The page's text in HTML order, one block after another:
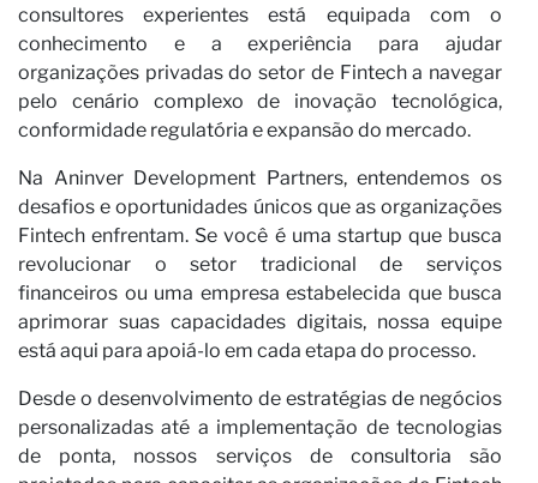
consultores experientes está equipada com o
conhecimento e a experiência para ajudar
organizações privadas do setor de Fintech a navegar
pelo cenário complexo de inovação tecnológica,
conformidade regulatória e expansão do mercado.
Na Aninver Development Partners, entendemos os
desafios e oportunidades únicos que as organizações
Fintech enfrentam. Se você é uma startup que busca
revolucionar o setor tradicional de serviços
financeiros ou uma empresa estabelecida que busca
aprimorar suas capacidades digitais, nossa equipe
está aqui para apoiá-lo em cada etapa do processo.
Desde o desenvolvimento de estratégias de negócios
personalizadas até a implementação de tecnologias
de ponta, nossos serviços de consultoria são